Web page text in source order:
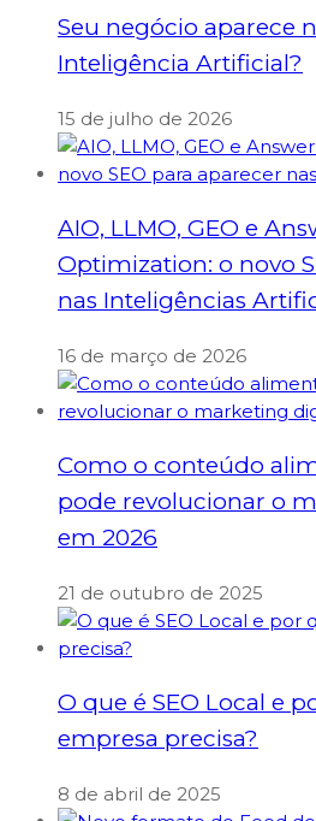
Seu negócio aparece
Inteligência Artificial?
15 de julho de 2026
AIO, LLMO, GEO e
Optimization: o novo
nas Inteligências
16 de março de 2026
Como o conteúdo
pode revolucionar o
em 2026
21 de outubro de 2025
O que é SEO Local e
empresa precisa?
8 de abril de 2025